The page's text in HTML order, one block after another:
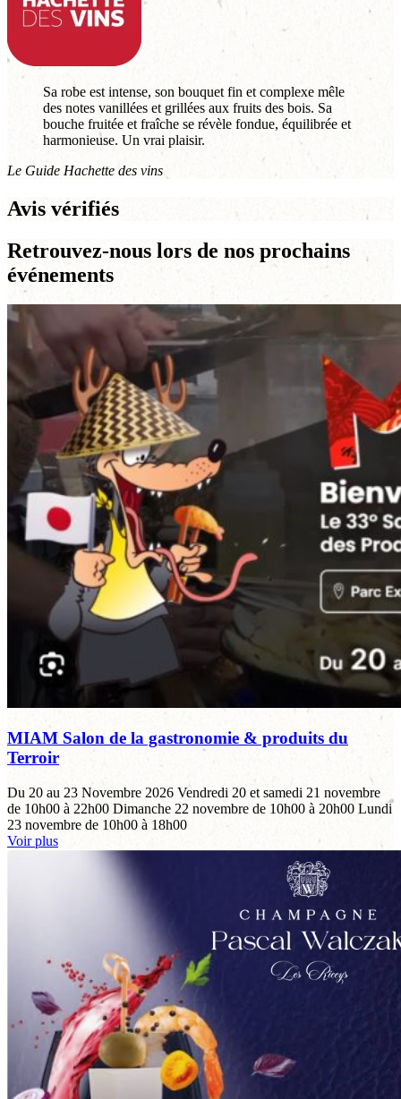
Sa robe est intense, son bouquet fin et complexe mêle
des notes vanillées et grillées aux fruits des bois. Sa
bouche fruitée et fraîche se révèle fondue, équilibrée et
harmonieuse. Un vrai plaisir.
Le Guide Hachette des vins
Avis vérifiés
Retrouvez-nous lors de nos prochains
événements
MIAM Salon de la gastronomie & produits du
Terroir
Du 20 au 23 Novembre 2026 Vendredi 20 et samedi 21 novembre
de 10h00 à 22h00 Dimanche 22 novembre de 10h00 à 20h00 Lundi
23 novembre de 10h00 à 18h00
Voir plus